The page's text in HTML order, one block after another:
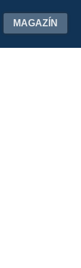
MAGAZÍN